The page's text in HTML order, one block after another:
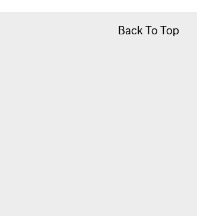
Back To Top
Back To Top